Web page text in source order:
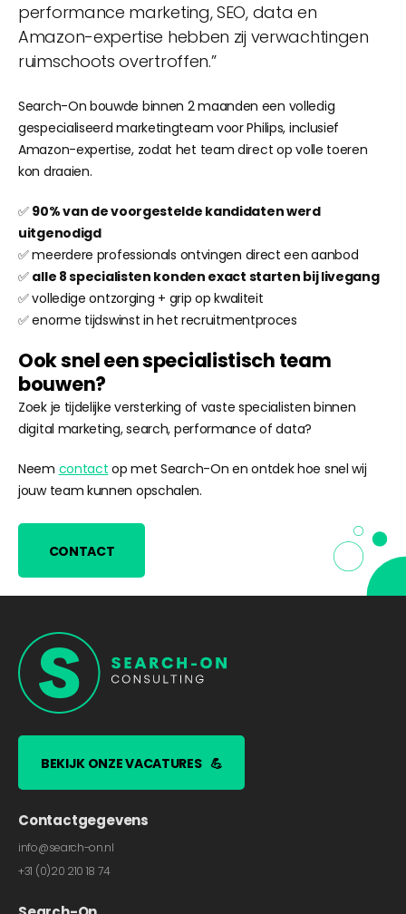
performance marketing, SEO, data en
Amazon-expertise hebben zij verwachtingen
ruimschoots overtroffen.”
Search-On bouwde binnen 2 maanden een volledig
gespecialiseerd marketingteam voor Philips, inclusief
Amazon-expertise, zodat het team direct op volle toeren
kon draaien.
✅ 90% van de voorgestelde kandidaten werd
uitgenodigd
✅meerdere professionals ontvingen direct een aanbod
✅ alle 8 specialisten konden exact starten bij livegang
✅volledige ontzorging + grip op kwaliteit
✅enorme tijdswinst in het recruitmentproces
Ook snel een specialistisch team
bouwen?
Zoek je tijdelijke versterking of vaste specialisten binnen
digital marketing, search, performance of data?
Neem contact op met Search-On en ontdek hoe snel wij
jouw team kunnen opschalen.
CONTACT
BEKIJK ONZE VACATURES 💪
Contactgegevens
info@search-on.nl
+31 (0)20 210 18 74